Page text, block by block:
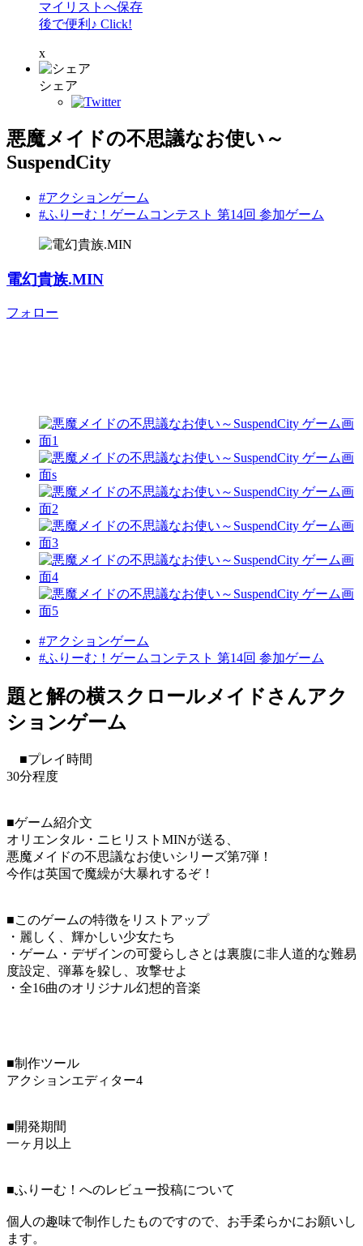
マイリストへ保存
後で便利♪ Click!
x
シェア
悪魔メイドの不思議なお使い～
SuspendCity
#アクションゲーム
#ふりーむ！ゲームコンテスト 第14回 参加ゲーム
電幻貴族.MIN
フォロー
#アクションゲーム
#ふりーむ！ゲームコンテスト 第14回 参加ゲーム
題と解の横スクロールメイドさんアク
ションゲーム
■プレイ時間
30分程度
■ゲーム紹介文
オリエンタル・ニヒリストMINが送る、
悪魔メイドの不思議なお使いシリーズ第7弾！
今作は英国で魔繰が大暴れするぞ！
■このゲームの特徴をリストアップ
・麗しく、輝かしい少女たち
・ゲーム・デザインの可愛らしさとは裏腹に非人道的な難易
度設定、弾幕を躱し、攻撃せよ
・全16曲のオリジナル幻想的音楽
■制作ツール
アクションエディター4
■開発期間
一ヶ月以上
■ふりーむ！へのレビュー投稿について
個人の趣味で制作したものですので、お手柔らかにお願いし
ます。